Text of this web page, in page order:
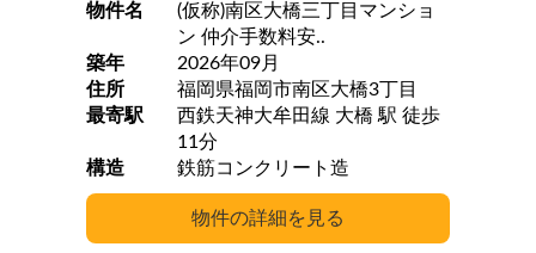
物件名
(仮称)南区大橋三丁目マンショ
ン 仲介手数料安..
築年
2026年09月
住所
福岡県福岡市南区大橋3丁目
最寄駅
西鉄天神大牟田線 大橋 駅 徒歩
11分
構造
鉄筋コンクリート造